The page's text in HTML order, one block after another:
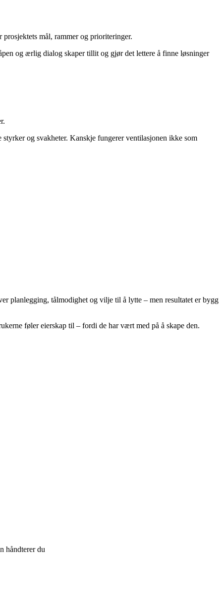
mål, rammer og prioriteringer.
og ærlig dialog skaper tillit og gjør det lettere å finne løsninger
og svakheter. Kanskje fungerer ventilasjonen ikke som
planlegging, tålmodighet og vilje til å lytte – men resultatet er bygg
føler eierskap til – fordi de har vært med på å skape den.
håndterer du